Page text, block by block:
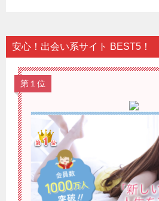
安心！出会い系サイト BEST5！
第１位